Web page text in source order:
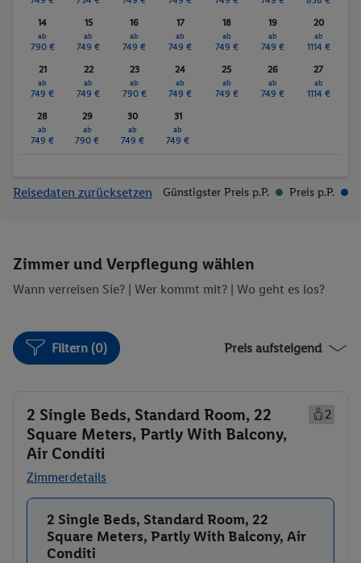
14
ab
790 €
15
ab
749 €
16
ab
749 €
17
ab
749 €
18
ab
749 €
19
ab
749 €
20
ab
1114 €
21
ab
749 €
22
ab
749 €
23
ab
790 €
24
ab
749 €
25
ab
749 €
26
ab
749 €
27
ab
1114 €
28
ab
749 €
29
ab
790 €
30
ab
749 €
31
ab
749 €
Reisedaten zurücksetzen Günstigster Preis p.P. Preis p.P.
Zimmer und Verpflegung wählen
Wann verreisen Sie? | Wer kommt mit? | Wo geht es los?
Filtern (0) Preis aufsteigend
2 Single Beds, Standard Room, 22
Square Meters, Partly With Balcony,
Air Conditi
2
Zimmerdetails
Buchen
2 Single Beds, Standard Room, 22
Square Meters, Partly With Balcony, Air
Conditi